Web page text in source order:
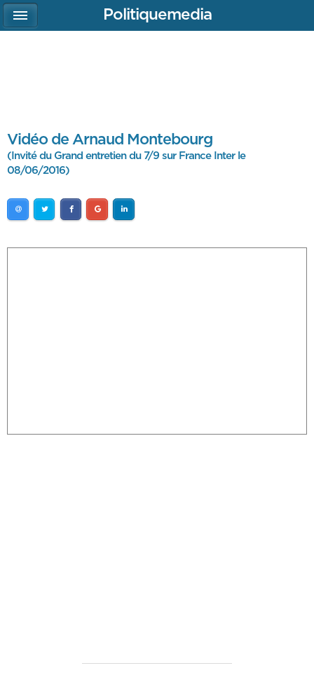
Vidéo de Arnaud Montebourg
(Invité du Grand entretien du 7/9 sur France Inter le
08/06/2016)
Politiquemedia